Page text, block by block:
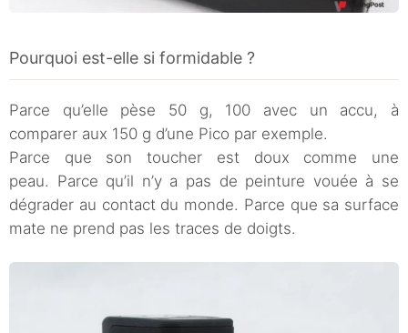
Pourquoi est-elle si formidable ?
Parce qu’elle pèse 50 g, 100 avec un accu, à
comparer aux 150 g d’une Pico par exemple.
Parce que son toucher est doux comme une
peau. Parce qu’il n’y a pas de peinture vouée à se
dégrader au contact du monde. Parce que sa surface
mate ne prend pas les traces de doigts.